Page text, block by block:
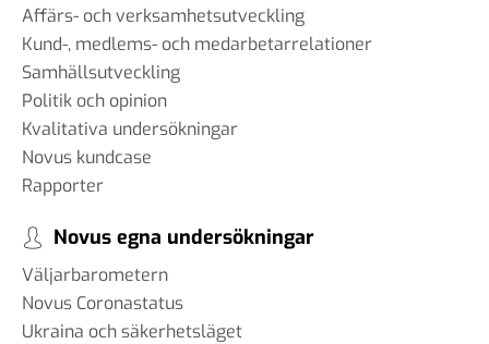
Affärs- och verksamhetsutveckling
Kund-, medlems- och medarbetarrelationer
Samhällsutveckling
Politik och opinion
Kvalitativa undersökningar
Novus kundcase
Rapporter
Novus egna undersökningar
Väljarbarometern
Novus Coronastatus
Ukraina och säkerhetsläget